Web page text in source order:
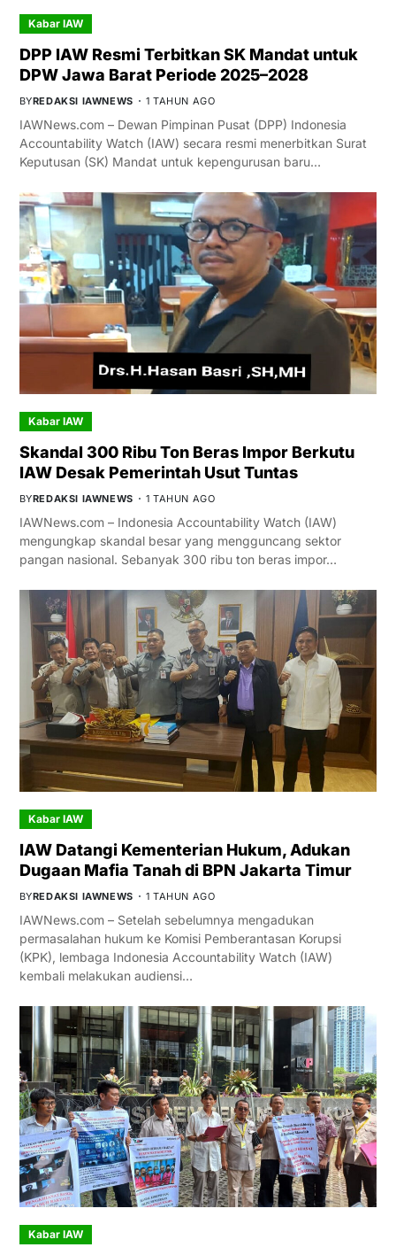
Kabar IAW
DPP IAW Resmi Terbitkan SK Mandat untuk
DPW Jawa Barat Periode 2025–2028
BYREDAKSI IAWNEWS 1 TAHUN AGO
IAWNews.com – Dewan Pimpinan Pusat (DPP) Indonesia
Accountability Watch (IAW) secara resmi menerbitkan Surat
Keputusan (SK) Mandat untuk kepengurusan baru…
Kabar IAW
Skandal 300 Ribu Ton Beras Impor Berkutu
IAW Desak Pemerintah Usut Tuntas
BYREDAKSI IAWNEWS 1 TAHUN AGO
IAWNews.com – Indonesia Accountability Watch (IAW)
mengungkap skandal besar yang mengguncang sektor
pangan nasional. Sebanyak 300 ribu ton beras impor…
Kabar IAW
IAW Datangi Kementerian Hukum, Adukan
Dugaan Mafia Tanah di BPN Jakarta Timur
BYREDAKSI IAWNEWS 1 TAHUN AGO
IAWNews.com – Setelah sebelumnya mengadukan
permasalahan hukum ke Komisi Pemberantasan Korupsi
(KPK), lembaga Indonesia Accountability Watch (IAW)
kembali melakukan audiensi…
Kabar IAW